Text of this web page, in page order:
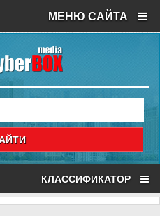
МЕНЮ САЙТА
КЛАССИФИКАТОР